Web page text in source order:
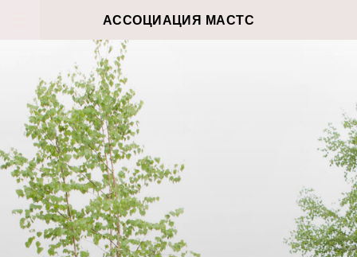
АССОЦИАЦИЯ МАСТС